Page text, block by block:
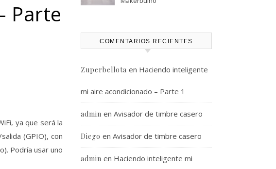
Parte
ya que será la
(GPIO), con
Podría usar uno
COMENTARIOS RECIENTES
Zuperbellota en Haciendo inteligente
mi aire acondicionado – Parte 1
admin en Avisador de timbre casero
Diego en Avisador de timbre casero
admin en Haciendo inteligente mi